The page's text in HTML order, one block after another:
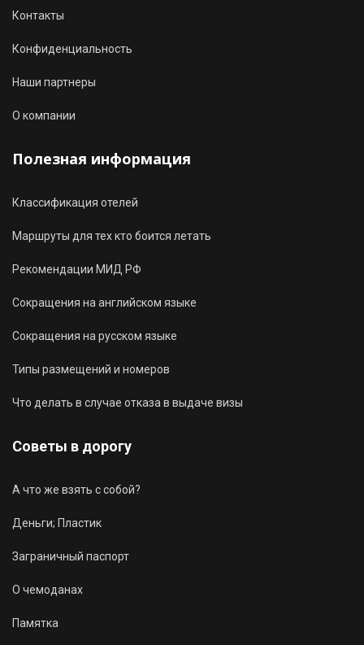
Контакты
Конфиденциальность
Наши партнеры
О компании
Полезная информация
Классификация отелей
Маршруты для тех кто боится летать
Рекомендации МИД РФ
Сокращения на английском языке
Сокращения на русском языке
Типы размещений и номеров
Что делать в случае отказа в выдаче визы
Советы в дорогу
А что же взять с собой?
Деньги; Пластик
Заграничный паспорт
О чемоданах
Памятка